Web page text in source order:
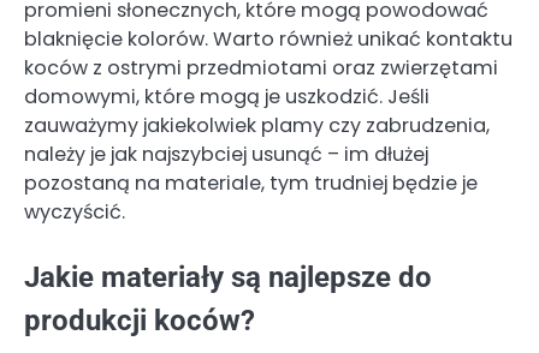
promieni słonecznych, które mogą powodować
blaknięcie kolorów. Warto również unikać kontaktu
koców z ostrymi przedmiotami oraz zwierzętami
domowymi, które mogą je uszkodzić. Jeśli
zauważymy jakiekolwiek plamy czy zabrudzenia,
należy je jak najszybciej usunąć – im dłużej
pozostaną na materiale, tym trudniej będzie je
wyczyścić.
Jakie materiały są najlepsze do
produkcji koców?